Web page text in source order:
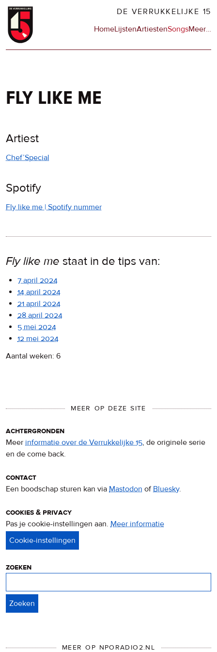
Overslaan
naar
DE VERRUKKELIJKE 15
Hoofdnavigatie
HomeLijstenArtiestenSongsMeerop
…
fly like me
Artiest
Chef’Special
Spotify
Fly like me | Spotify nummer
Fly like me staat in de tips van:
7 april 2024
14 april 2024
21 april 2024
28 april 2024
5 mei 2024
12 mei 2024
Aantal weken: 6
MEER OP DEZE SITE
achtergronden
Meer informatie over de Verrukkelijke 15, de originele serie
en de come back.
contact
Een boodschap sturen kan via Mastodon ofBluesky.
cookies & privacy
Pas je cookie-instellingen aan. Meer informatie
zoeken
MEER OP NPORADIO2.NL